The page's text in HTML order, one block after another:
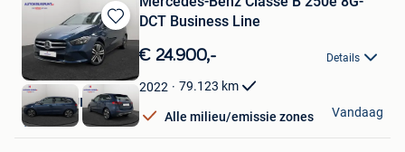
Bewaren
in
Mijn
Favorieten
DCT Business Line
€ 24.900,- Details
2022 79.123 km
Alle milieu/emissie zones
AUTOKRUISPUNT
Tielt
Vandaag